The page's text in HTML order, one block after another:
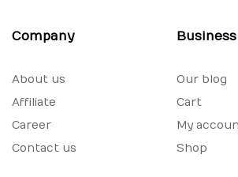
Company
About us
Affiliate
Career
Contact us
Business
Our blog
Cart
My
Shop